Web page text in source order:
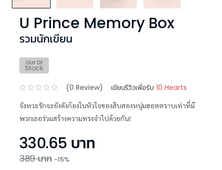
U Prince Memory Box
รวมนักเขียน
(0 Review) เขียนรีวิวเพื่อรับ 10 Hearts
จังหวะรักจะยังดังก้องในหัวใจของสิบสองหนุ่มฮอตตราบเท่าที่มี
พวกเธอร่วมสร้างความทรงจำไปด้วยกัน!
330.65 บาท
389บาท -15%